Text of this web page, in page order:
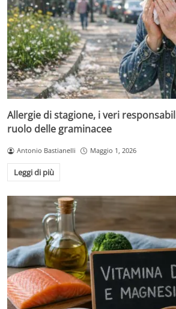
Allergie di stagione, i veri
ruolo delle graminacee
Antonio Bastianelli Maggio 1, 2026
Leggi di più